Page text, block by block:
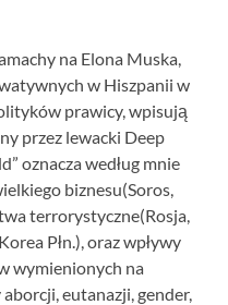
na Elona Muska,
w Hiszpanii w
prawicy, wpisują
przez lewacki Deep
oznacza według mnie
biznesu(Soros,
terrorystyczne(Rosja,
Płn.), oraz wpływy
wymienionych na
eutanazji, gender,